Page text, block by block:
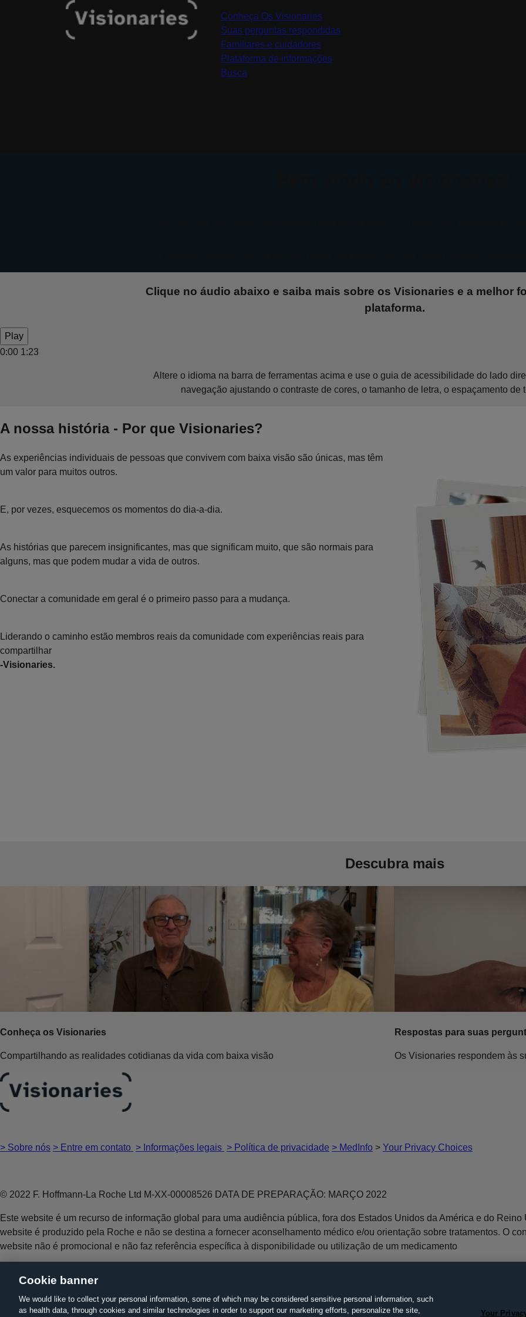
Conheça Os Visionaries
Suas perguntas respondidas
Familiares e cuidadores
Plataforma de informações
Busca
Clique no áudio abaixo e saiba mais sobre os Visionaries e a melhor
plataforma.
Play
0:00 1:23
Altere o idioma na barra de ferramentas acima e use o guia de acessibilidade do lado
navegação ajustando o contraste de cores, o tamanho de letra, o espaçamento de
A nossa história - Por que Visionaries?
As experiências individuais de pessoas que convivem com baixa visão são únicas, mas têm
um valor para muitos outros.
E, por vezes, esquecemos os momentos do dia-a-dia.
As histórias que parecem insignificantes, mas que significam muito, que são normais para
alguns, mas que podem mudar a vida de outros.
Conectar a comunidade em geral é o primeiro passo para a mudança.
Liderando o caminho estão membros reais da comunidade com experiências reais para
compartilhar
-Visionaries.
Descubra mais
Conheça os Visionaries
Compartilhando as realidades cotidianas da vida com baixa visão
Respostas para suas
Os Visionaries respondem às
> Sobre nós > Entre em contato > Informações legais > Política de privacidade > MedInfo > Your Privacy Choices
© 2022 F. Hoffmann-La Roche Ltd M-XX-00008526 DATA DE PREPARAÇÃO: MARÇO 2022
Este website é um recurso de informação global para uma audiência pública, fora dos Estados Unidos da América e do Reino
website é produzido pela Roche e não se destina a fornecer aconselhamento médico e/ou orientação sobre tratamentos. O
website não é promocional e não faz referência específica à disponibilidade ou utilização de um medicamento
Se ocorrer reações indesejáveis, informe imediatamente seu(sua) médico(a). Em caso de dúvidas, contate 0800-77-20-289.
Cookie banner
We would like to collect your personal information, some of which may be considered sensitive personal information, such
as health data, through cookies and similar technologies in order to support our marketing efforts, personalize the site,
Your